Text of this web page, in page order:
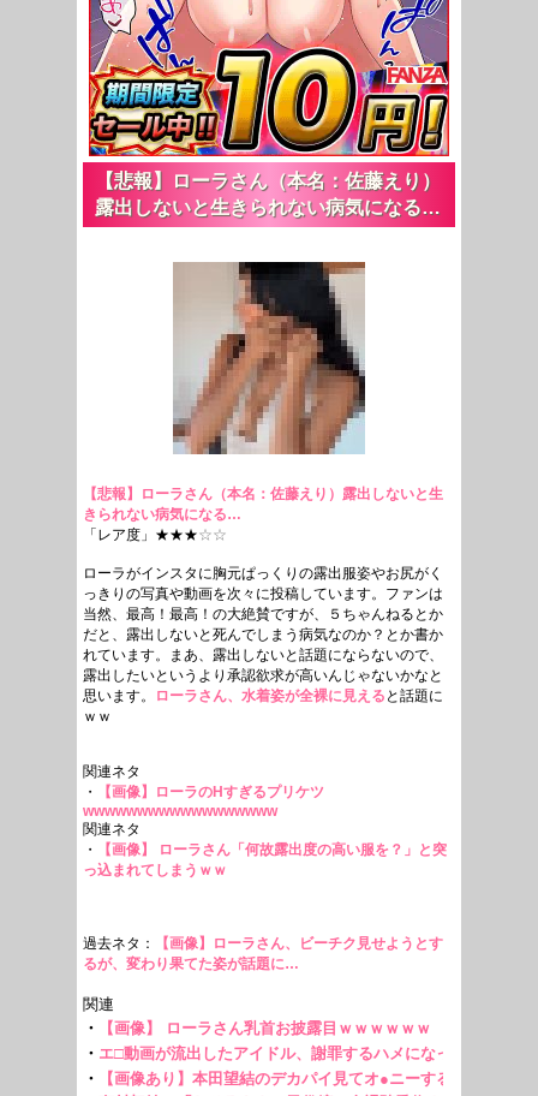
【悲報】ローラさん（本名：佐藤えり）
露出しないと生きられない病気になる…
【悲報】ローラさん（本名：佐藤えり）露出しないと生
きられない病気になる…
「レア度」★★★☆☆
ローラがインスタに胸元ぱっくりの露出服姿やお尻がく
っきりの写真や動画を次々に投稿しています。ファンは
当然、最高！最高！の大絶賛ですが、５ちゃんねるとか
だと、露出しないと死んでしまう病気なのか？とか書か
れています。まあ、露出しないと話題にならないので、
露出したいというより承認欲求が高いんじゃないかなと
思います。
ローラさん、水着姿が全裸に見える と話題に
ｗｗ
関連ネタ
・
【画像】ローラのHすぎるプリケツ
wwwwwwwwwwwwwwwwww
関連ネタ
・
【画像】 ローラさん「何故露出度の高い服を？」と突
っ込まれてしまうｗｗ
過去ネタ：
【画像】ローラさん、ビーチク見せようとす
るが、変わり果てた姿が話題に…